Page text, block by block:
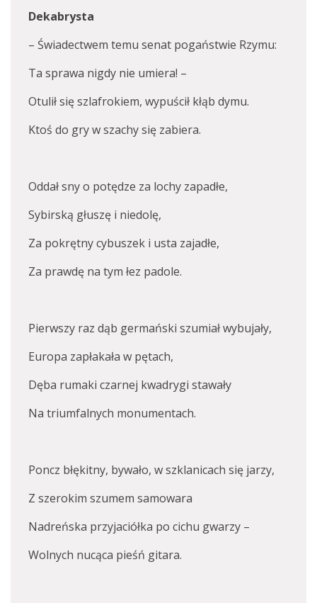
Dekabrysta
– Świadectwem temu senat pogaństwie Rzymu:
Ta sprawa nigdy nie umiera! –
Otulił się szlafrokiem, wypuścił kłąb dymu.
Ktoś do gry w szachy się zabiera.
Oddał sny o potędze za lochy zapadłe,
Sybirską głuszę i niedolę,
Za pokrętny cybuszek i usta zajadłe,
Za prawdę na tym łez padole.
Pierwszy raz dąb germański szumiał wybujały,
Europa zapłakała w pętach,
Dęba rumaki czarnej kwadrygi stawały
Na triumfalnych monumentach.
Poncz błękitny, bywało, w szklanicach się jarzy,
Z szerokim szumem samowara
Nadreńska przyjaciółka po cichu gwarzy –
Wolnych nucąca pieśń gitara.